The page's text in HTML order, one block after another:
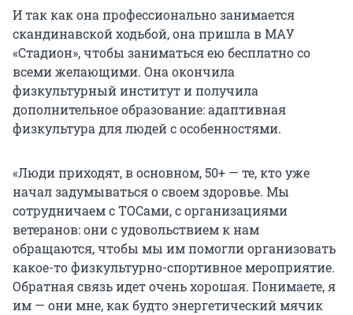
И так как она профессионально занимается
скандинавской ходьбой, она пришла в МАУ
«Стадион», чтобы заниматься ею бесплатно со
всеми желающими. Она окончила
физкультурный институт и получила
дополнительное образование: адаптивная
физкультура для людей с особенностями.
«Люди приходят, в основном, 50+ — те, кто уже
начал задумываться о своем здоровье. Мы
сотрудничаем с ТОСами, с организациями
ветеранов: они с удовольствием к нам
обращаются, чтобы мы им помогли организовать
какое-то физкультурно-спортивное мероприятие.
Обратная связь идет очень хорошая. Понимаете, я
им — они мне, как будто энергетический мячик